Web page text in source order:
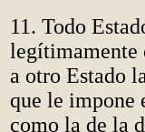
11. Todo
a otro Estado
que le impone
como la de la